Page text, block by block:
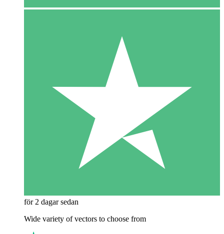
för 2 dagar sedan
Wide variety of vectors to choose from